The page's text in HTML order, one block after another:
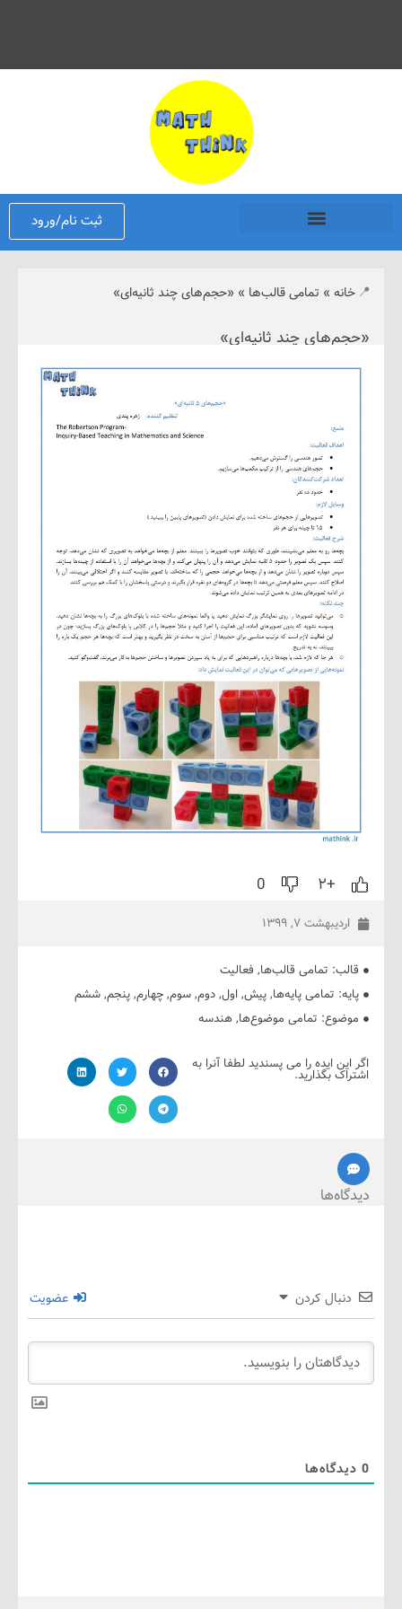
ثبت نام/ورود
تمامی قالب‌ها»«حجم‌های چند ثانیه‌ای»
چند ثانیه‌ای»
0
۷, ۱۳۹۹
تمامی قالب‌ها,فعالیت
تمامی پایه‌ها,پیش,اول,دوم,سوم,چهارم,پنجم,ششم
تمامی موضوع‌ها, هندسه
ایده را می پسندید لطفا آنرا به
بگذارید.
کردن عضویت